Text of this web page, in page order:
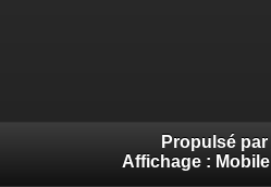
Propulsé par
Affichage : Mobile